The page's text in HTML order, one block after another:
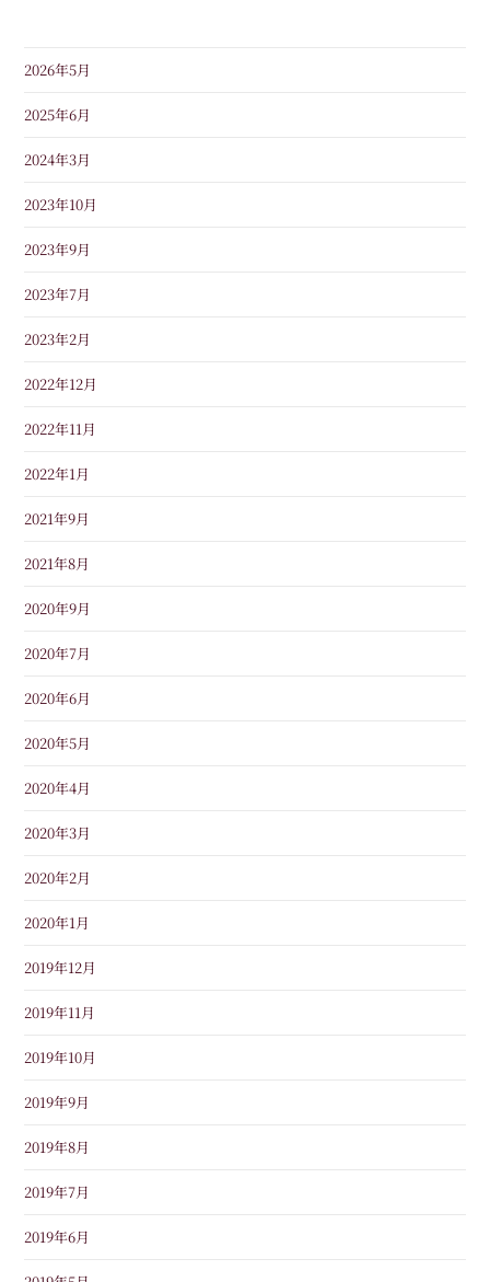
2026年5月
2025年6月
2024年3月
2023年10月
2023年9月
2023年7月
2023年2月
2022年12月
2022年11月
2022年1月
2021年9月
2021年8月
2020年9月
2020年7月
2020年6月
2020年5月
2020年4月
2020年3月
2020年2月
2020年1月
2019年12月
2019年11月
2019年10月
2019年9月
2019年8月
2019年7月
2019年6月